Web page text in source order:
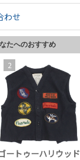
わせ
たへのおすすめ
2
ートゥーハリウッド